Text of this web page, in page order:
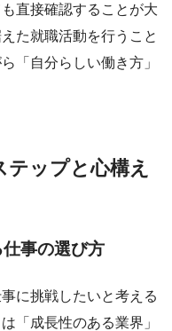
直接確認することが大
た就職活動を行うこと
「自分らしい働き方」
ップと心構え
事の選び方
に挑戦したいと考える
「成長性のある業界」